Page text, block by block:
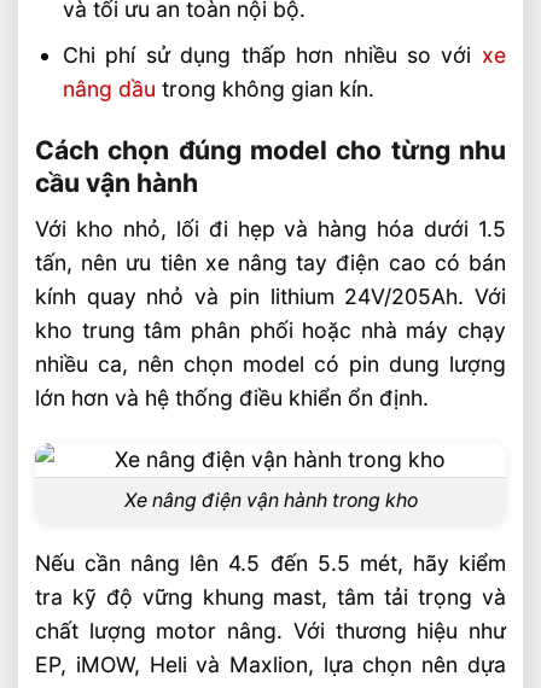
và tối ưu an toàn nội bộ.
Chi phí sử dụng thấp hơn nhiều so với xe
nâng dầu trong không gian kín.
Cách chọn đúng model cho từng nhu
cầu vận hành
Với kho nhỏ, lối đi hẹp và hàng hóa dưới 1.5
tấn, nên ưu tiên xe nâng tay điện cao có bán
kính quay nhỏ và pin lithium 24V/205Ah. Với
kho trung tâm phân phối hoặc nhà máy chạy
nhiều ca, nên chọn model có pin dung lượng
lớn hơn và hệ thống điều khiển ổn định.
Xe nâng điện vận hành trong kho
Nếu cần nâng lên 4.5 đến 5.5 mét, hãy kiểm
tra kỹ độ vững khung mast, tâm tải trọng và
chất lượng motor nâng. Với thương hiệu như
EP, iMOW, Heli và Maxlion, lựa chọn nên dựa